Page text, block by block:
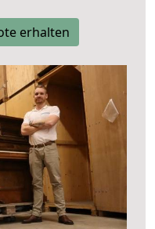
erhalten